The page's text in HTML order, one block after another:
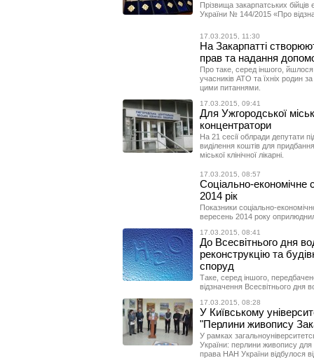
Прізвища закарпатських
України № 144/2015 «Про
17.03.2015, 11:30
На Закарпатті
прав та надання
Про таке, серед іншого, йшлося
учасників АТО та їхніх родин
цими питаннями.
17.03.2015, 09:41
Для Ужгородської
концентратори
На 21 сесії облради депутати
виділення коштів для
міської клінічної лікарні.
17.03.2015, 08:57
Соціально-економічне
2014 рік
Показники соціально-
вересень 2014 року
17.03.2015, 08:41
До Всесвітнього дня
реконструкцію та
споруд
Таке, серед іншого,
відзначення Всесвітнього дня
17.03.2015, 08:28
У Київському
"Перлини живопису
У рамках
України: перлини живопису для
права НАН України відбулося